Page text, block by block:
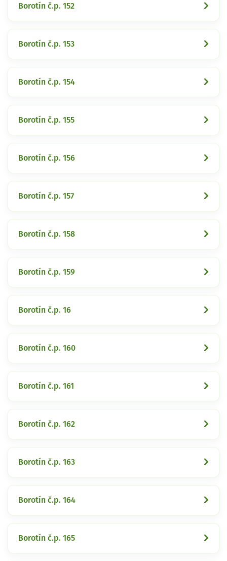
Borotín č.p. 152
Borotín č.p. 153
Borotín č.p. 154
Borotín č.p. 155
Borotín č.p. 156
Borotín č.p. 157
Borotín č.p. 158
Borotín č.p. 159
Borotín č.p. 16
Borotín č.p. 160
Borotín č.p. 161
Borotín č.p. 162
Borotín č.p. 163
Borotín č.p. 164
Borotín č.p. 165